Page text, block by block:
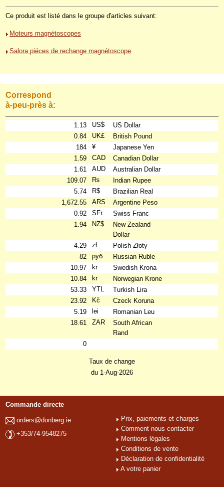
Ce produit est listé dans le groupe d'articles suivant:
Moteurs magnétoscopes
Salora piéces de rechange magnétoscope
Correspond
à-peu-près à:
1.13 US$
US Dollar
0.84
UK£
British Pound
184
¥
Japanese Yen
1.59
CAD
Canadian Dollar
1.61
AUD
Australian Dollar
109.07
₨
Indian Rupee
5.74
R$
Brazilian Real
1,672.55
ARS
Argentine Peso
0.92
SFr.
Swiss Franc
1.94
NZ$
New Zealand
Dollar
4.29
zł
Polish Złoty
82
руб
Russian Ruble
10.97
kr
Swedish Krona
10.84
kr
Norwegian Krone
53.33
YTL
Turkish Lira
23.92
Kč
Czeck Koruna
5.19
lei
Romanian Leu
18.61
ZAR
South African
Rand
0
Taux de change
du 1-Aug-2026
Commande directe
orders@donberg.ie
+353/74-9548275
Prix, paiements et charges
Comment nous contacter
Mentions légales
Conditions de vente
Déclaration de confidentialité
A votre panier